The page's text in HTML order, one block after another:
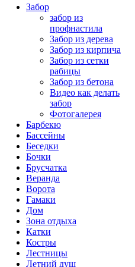
Забор
забор из
профнастила
Забор из дерева
Забор из кирпича
Забор из сетки
рабицы
Забор из бетона
Видео как делать
забор
Фотогалерея
Барбекю
Бассейны
Беседки
Бочки
Брусчатка
Веранда
Ворота
Гамаки
Дом
Зона отдыха
Катки
Костры
Лестницы
Летний душ